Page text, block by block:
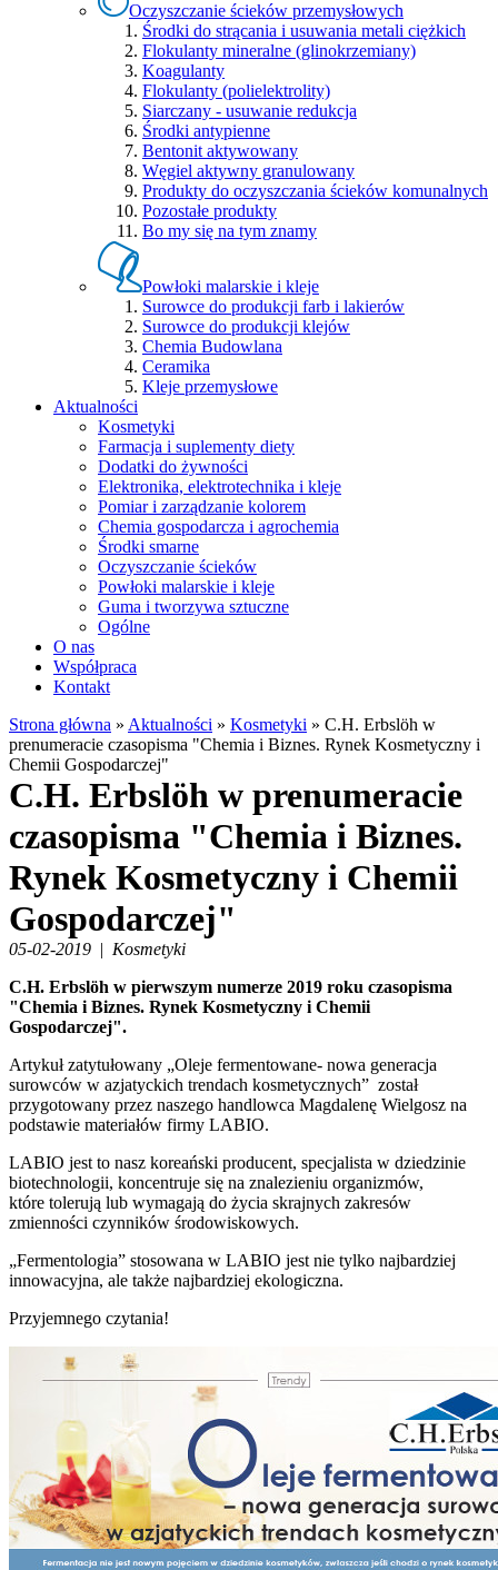
Oczyszczanie ścieków przemysłowych
Środki do strącania i usuwania metali ciężkich
Flokulanty mineralne (glinokrzemiany)
Koagulanty
Flokulanty (polielektrolity)
Siarczany - usuwanie redukcja
Środki antypienne
Bentonit aktywowany
Węgiel aktywny granulowany
Produkty do oczyszczania ścieków komunalnych
Pozostałe produkty
Bo my się na tym znamy
Powłoki malarskie i kleje
Surowce do produkcji farb i lakierów
Surowce do produkcji klejów
Chemia Budowlana
Ceramika
Kleje przemysłowe
Aktualności
Kosmetyki
Farmacja i suplementy diety
Dodatki do żywności
Elektronika, elektrotechnika i kleje
Pomiar i zarządzanie kolorem
Chemia gospodarcza i agrochemia
Środki smarne
Oczyszczanie ścieków
Powłoki malarskie i kleje
Guma i tworzywa sztuczne
Ogólne
O nas
Współpraca
Kontakt
Strona główna » Aktualności » Kosmetyki » C.H. Erbslöh w
prenumeracie czasopisma "Chemia i Biznes. Rynek Kosmetyczny i
Chemii Gospodarczej"
C.H. Erbslöh w prenumeracie
czasopisma "Chemia i Biznes.
Rynek Kosmetyczny i Chemii
Gospodarczej"
05-02-2019 | Kosmetyki
C.H. Erbslöh w pierwszym numerze 2019 roku czasopisma
"Chemia i Biznes. Rynek Kosmetyczny i Chemii
Gospodarczej".
Artykuł zatytułowany „Oleje fermentowane- nowa generacja
surowców w azjatyckich trendach kosmetycznych” został
przygotowany przez naszego handlowca Magdalenę Wielgosz na
podstawie materiałów firmy LABIO.
LABIO jest to nasz koreański producent, specjalista w dziedzinie
biotechnologii, koncentruje się na znalezieniu organizmów,
które tolerują lub wymagają do życia skrajnych zakresów
zmienności czynników środowiskowych.
„Fermentologia” stosowana w LABIO jest nie tylko najbardziej
innowacyjna, ale także najbardziej ekologiczna.
Przyjemnego czytania!